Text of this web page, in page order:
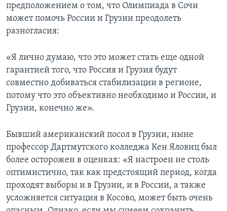
предположением о том, что Олимпиада в Сочи
может помочь России и Грузии преодолеть
разногласия:
«Я лично думаю, что это может стать еще одной
гарантией того, что Россия и Грузия будут
совместно добиваться стабилизации в регионе,
потому что это объективно необходимо и России, и
Грузии, конечно же».
Бывший американский посол в Грузии, ныне
профессор Дартмутского колледжа Кен Яловиц был
более осторожен в оценках: «Я настроен не столь
оптимистично, так как предстоящий период, когда
проходят выборы и в Грузии, и в России, а также
усложняется ситуация в Косово, может быть очень